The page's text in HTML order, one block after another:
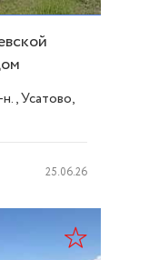
Усатово,
25.06.26